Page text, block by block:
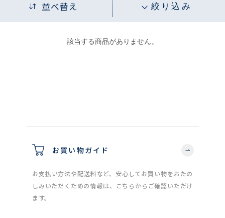
並べ替え 絞り込み
該当する商品がありません。
お買い物ガイド
お支払い方法や配送料など、安心してお買い物をおたの
しみいただくための情報は、こちらからご確認いただけ
ます。